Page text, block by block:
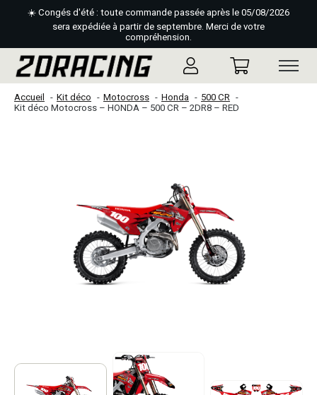
☀️ Congés d'été : toute commande passée après le 05/08/2026
sera expédiée à partir de septembre. Merci de votre
compréhension.
Accueil Kit déco Motocross Honda
500 CR
Kit déco Motocross – HONDA – 500 CR – 2DR8 – RED